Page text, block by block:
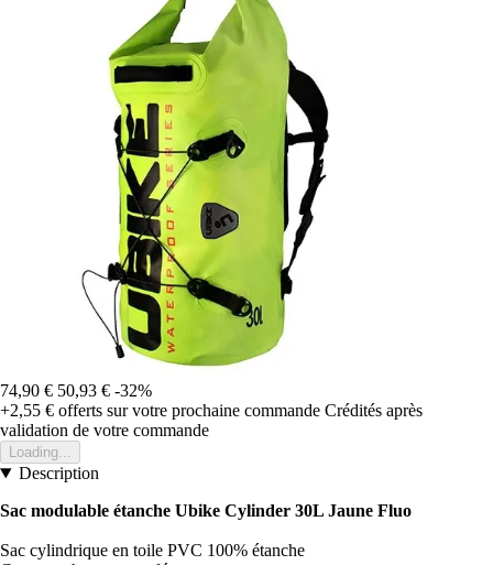
74,90 € 50,93 € -32%
+2,55 € offerts sur votre prochaine commande Crédités après
validation de votre commande
Loading...
Description
Sac modulable étanche Ubike Cylinder 30L Jaune Fluo
Sac cylindrique en toile PVC 100% étanche